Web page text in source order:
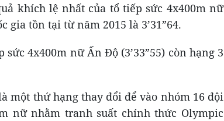
khích lệ nhất của tổ tiếp sức 4x400m nữ
tồn tại từ năm 2015 là 3’31”64.
4x400m nữ Ấn Độ (3’33”55) còn hạng 3
một thứ hạng thay đổi để vào nhóm 16 đội
nữ nhằm tranh suất chính thức Olympic